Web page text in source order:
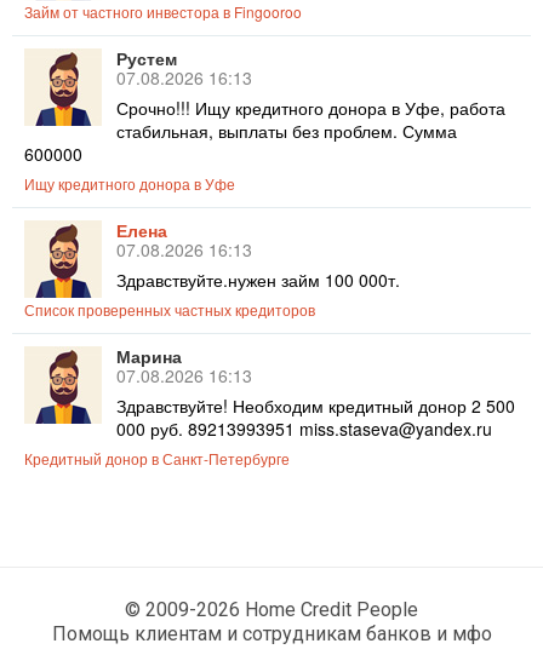
Займ от частного инвестора в Fingooroo
Рустем
07.08.2026 16:13
Срочно!!! Ищу кредитного донора в Уфе, работа
стабильная, выплаты без проблем. Сумма
600000
Ищу кредитного донора в Уфе
Елена
07.08.2026 16:13
Здравствуйте.нужен займ 100 000т.
Список проверенных частных кредиторов
Марина
07.08.2026 16:13
Здравствуйте! Необходим кредитный донор 2 500
000 руб. 89213993951 miss.staseva@yandex.ru
Кредитный донор в Санкт-Петербурге
© 2009-2026 Home Credit People
Помощь клиентам и сотрудникам банков и мфо